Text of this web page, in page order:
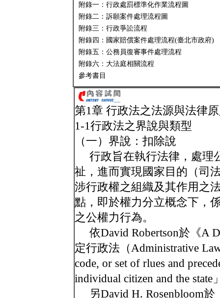
附錄一：行政處罰標準化作業流程圖
附錄二：訴願案件處理流程圖
附錄三：行政爭訟流程
附錄四：國家賠償案件處理流程(臺北市政府)
附錄五：公務員復審事件處理流程
附錄六：大法庭相關流程
參考書目
第1章 行政法之法源與法律
1-1行政法之界說與類型
（一）界說：扣除說
行政旨在執行法律，處理
祉，進而實現國家目的（司
涉行政權之組織及其作用之
點，即於權力分立概念下，
之公權力行為。
依David Robertson於《A
定行政法（Administrative
code, or set of rlues and
individual citizen and the state
另David H. Rosenbloom於